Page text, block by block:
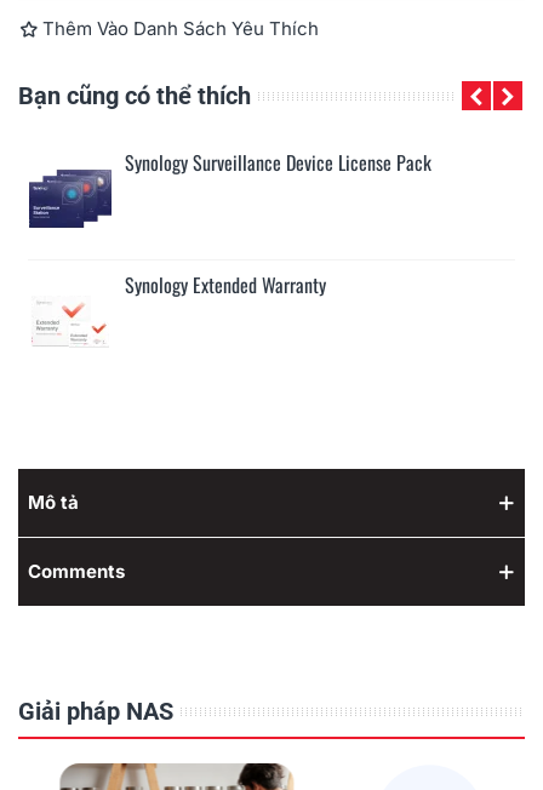
Thêm Vào Danh Sách Yêu Thích
Bạn cũng có thể thích
Synology Surveillance Device License Pack
Synology Extended Warranty
Mô tả
Comments
Giải pháp NAS